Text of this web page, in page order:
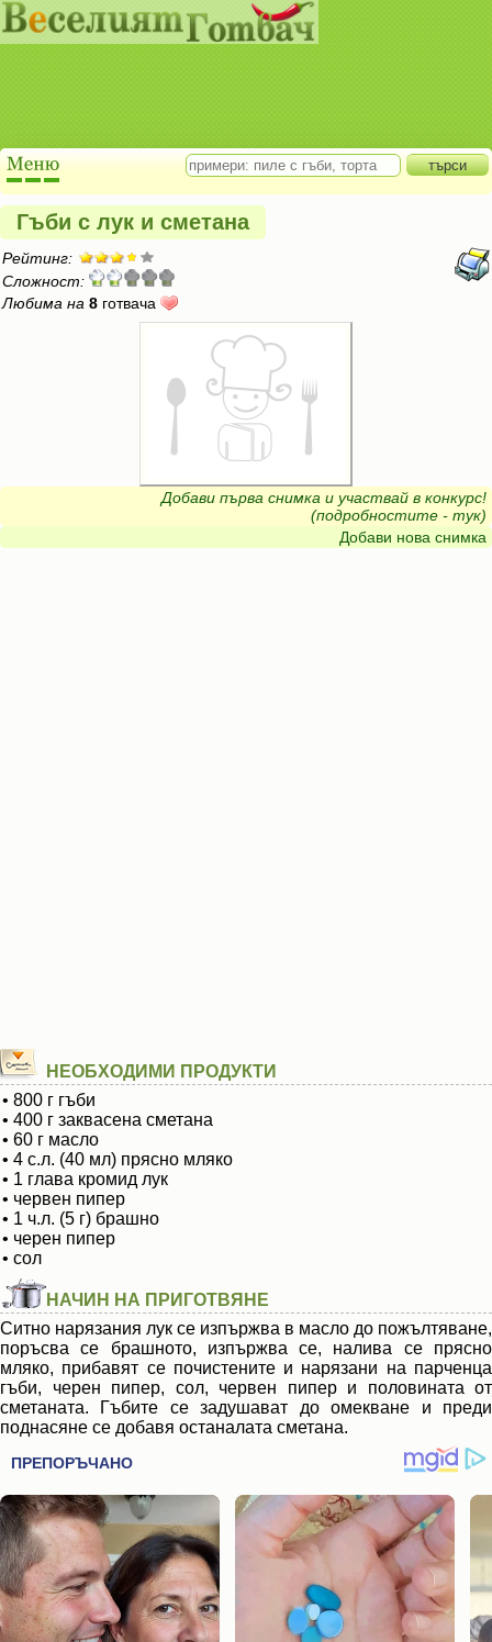
Гъби с лук и сметана
Рейтинг:
Сложност:
Любима на 8 готвача
Добави първа снимка и участвай в конкурс!
(подробностите - тук)
Добави нова снимка
НЕОБХОДИМИ ПРОДУКТИ
• 800 г гъби
• 400 г заквасена сметана
• 60 г масло
• 4 с.л. (40 мл) прясно мляко
• 1 глава кромид лук
• червен пипер
• 1 ч.л. (5 г) брашно
• черен пипер
• сол
НАЧИН НА ПРИГОТВЯНЕ
Ситно нарязания лук се изпържва в масло до пожълтяване,
поръсва се брашното, изпържва се, налива се прясно
мляко, прибавят се почистените и нарязани на парченца
гъби, черен пипер, сол, червен пипер и половината от
сметаната. Гъбите се задушават до омекване и преди
поднасяне се добавя останалата сметана.